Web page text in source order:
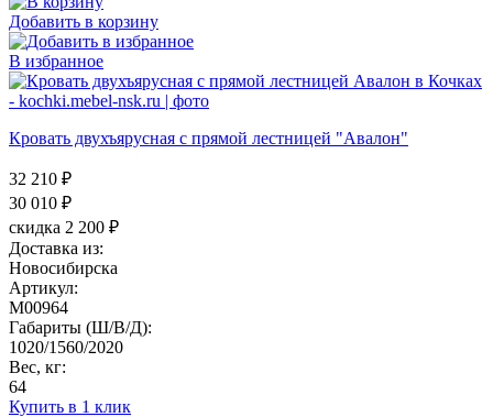
Добавить в корзину
В избранное
Кровать двухъярусная с прямой лестницей "Авалон"
32 210 ₽
30 010 ₽
скидка 2 200 ₽
Доставка из:
Новосибирска
Артикул:
M00964
Габариты (Ш/В/Д):
1020/1560/2020
Вес, кг:
64
Купить в 1 клик